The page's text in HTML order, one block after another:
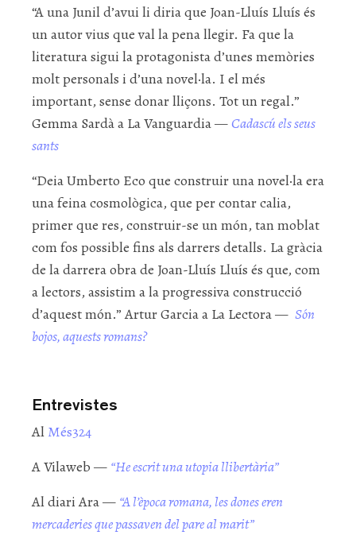
“A una Junil d’avui li diria que Joan-Lluís Lluís és
un autor vius que val la pena llegir. Fa que la
literatura sigui la protagonista d’unes memòries
molt personals i d’una novel·la. I el més
important, sense donar lliçons. Tot un regal.”
Gemma Sardà a La Vanguardia — Cadascú els seus
sants
“Deia Umberto Eco que construir una novel·la era
una feina cosmològica, que per contar calia,
primer que res, construir-se un món, tan moblat
com fos possible fins als darrers detalls. La gràcia
de la darrera obra de Joan-Lluís Lluís és que, com
a lectors, assistim a la progressiva construcció
d’aquest món.” Artur Garcia a La Lectora — Són
bojos, aquests romans?
Entrevistes
Al Més324
A Vilaweb — “He escrit una utopia llibertària”
Al diari Ara — “A l’època romana, les dones eren
mercaderies que passaven del pare al marit”